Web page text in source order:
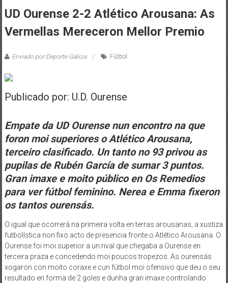
UD Ourense 2-2 Atlético Arousana: As
Vermellas Mereceron Mellor Premio
Enviado por:Deporte Galicia Fútbol
Publicado por: U.D. Ourense
Empate da UD Ourense nun encontro na que
foron moi superiores o Atlético Arousana,
terceiro clasificado. Un tanto no 93 privou as
pupilas de Rubén García de sumar 3 puntos.
Gran imaxe e moito público en Os Remedios
para ver fútbol feminino. Nerea e Emma fixeron
os tantos ourensás.
O igual que ocorrerá na primeira volta en terras arousanas, a xustiza
futbolística non fixo acto de presencia fronte o Atlético Arousana. O
Ourense foi moi superior a un rival que chegaba a Ourense en
terceira praza e concedendo moi poucos tropezos. As ourensás
xogaron con moito coraxe e cun fútbol moi ofensivo que deu o seu
resultado en forma de 2 goles e dunha gran imaxe controlando